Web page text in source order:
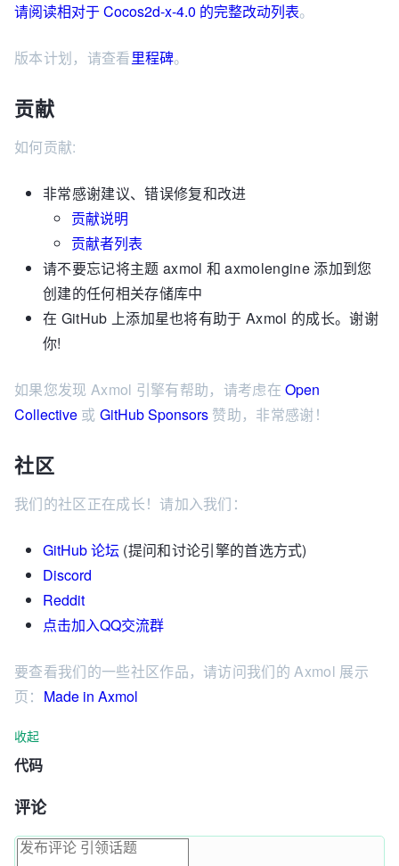
请阅读相对于 Cocos2d-x-4.0 的完整改动列表。
版本计划，请查看里程碑。
贡献
如何贡献:
非常感谢建议、错误修复和改进
贡献说明
贡献者列表
请不要忘记将主题 axmol 和 axmolengine 添加到您
创建的任何相关存储库中
在 GitHub 上添加星也将有助于 Axmol 的成长。谢谢
你!
如果您发现 Axmol 引擎有帮助，请考虑在 Open
Collective 或 GitHub Sponsors 赞助，非常感谢！
社区
我们的社区正在成长！请加入我们：
GitHub 论坛 (提问和讨论引擎的首选方式)
Discord
Reddit
点击加入QQ交流群
要查看我们的一些社区作品，请访问我们的 Axmol 展示
页： Made in Axmol
收起
代码
评论